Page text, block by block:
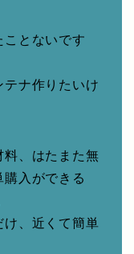
ことないです
ナ作りたいけ
料、はたまた無
入ができる
け、近くて簡単